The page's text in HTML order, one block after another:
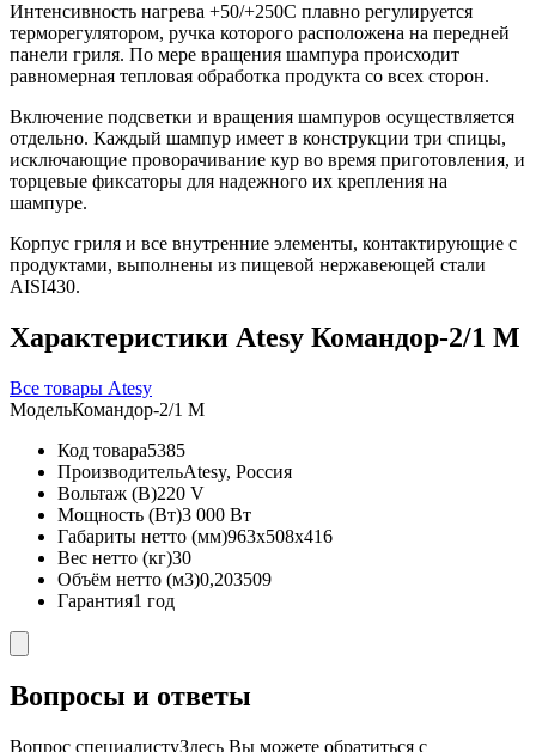
Интенсивность нагрева +50/+250C плавно регулируется
терморегулятором, ручка которого расположена на передней
панели гриля. По мере вращения шампура происходит
равномерная тепловая обработка продукта со всех сторон.
Включение подсветки и вращения шампуров осуществляется
отдельно. Каждый шампур имеет в конструкции три спицы,
исключающие проворачивание кур во время приготовления, и
торцевые фиксаторы для надежного их крепления на
шампуре.
Корпус гриля и все внутренние элементы, контактирующие с
продуктами, выполнены из пищевой нержавеющей стали
AISI430.
Характеристики Atesy Командор-2/1 М
Все товары Atesy
МодельКомандор-2/1 М
Код товара5385
ПроизводительAtesy, Россия
Вольтаж (В)220 V
Мощность (Вт)3 000 Вт
Габариты нетто (мм)963x508x416
Вес нетто (кг)30
Объём нетто (м3)0,203509
Гарантия1 год
Вопросы и ответы
Вопрос специалистуЗдесь Вы можете обратиться с